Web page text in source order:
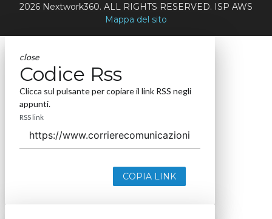
2026 Nextwork360. ALL RIGHTS RESERVED. ISP AWS
Mappa del sito
close
Codice Rss
Clicca sul pulsante per copiare il link RSS negli
appunti.
RSS link
COPIA LINK